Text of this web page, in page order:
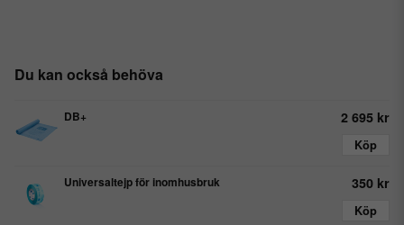
Du kan också behöva
DB+ 2 695 kr
Köp
Universaltejp för inomhusbruk 350 kr
Köp